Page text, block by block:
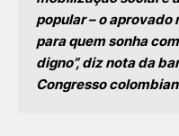
popular – o
para quem sonha
digno”, diz nota da
Congresso